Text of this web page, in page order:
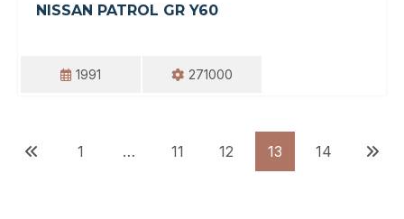
NISSAN PATROL GR Y60
1991 271000
NAVIGATION
DES
1 … 11 12 13 14